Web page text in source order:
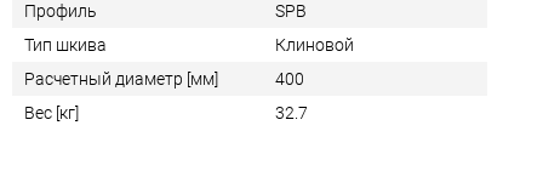
Профиль
SPB
Тип шкива
Клиновой
Расчетный диаметр [мм]
400
Вес [кг]
32.7